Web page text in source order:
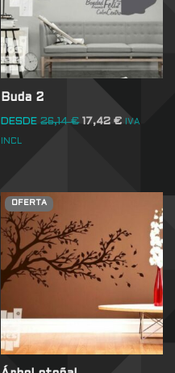
Buda 2
DESDE 26,14€ 17,42€ IVA
INCL
OFERTA